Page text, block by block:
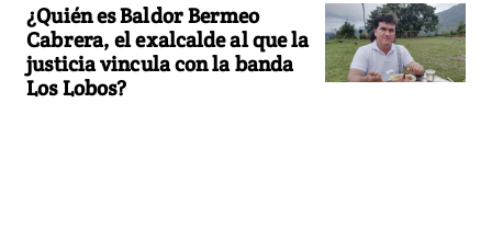
¿Quién es Baldor Bermeo
Cabrera, el exalcalde al que la
justicia vincula con la banda
Los Lobos?